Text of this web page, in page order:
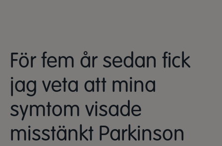
För fem år sedan fick
jag veta att mina
symtom visade
misstänkt Parkinson